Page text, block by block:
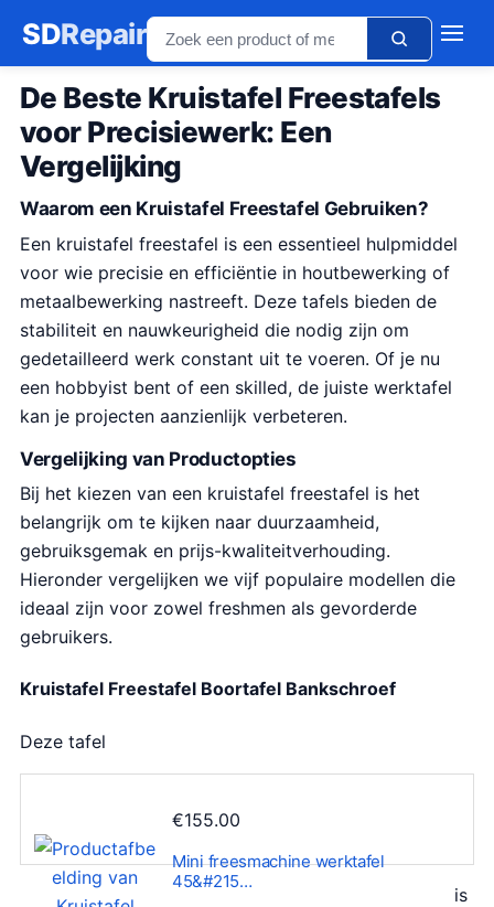
SDRepair
De Beste Kruistafel Freestafels
voor Precisiewerk: Een
Vergelijking
Waarom een Kruistafel Freestafel Gebruiken?
Een kruistafel freestafel is een essentieel hulpmiddel
voor wie precisie en efficiëntie in houtbewerking of
metaalbewerking nastreeft. Deze tafels bieden de
stabiliteit en nauwkeurigheid die nodig zijn om
gedetailleerd werk constant uit te voeren. Of je nu
een hobbyist bent of een skilled, de juiste werktafel
kan je projecten aanzienlijk verbeteren.
Vergelijking van Productopties
Bij het kiezen van een kruistafel freestafel is het
belangrijk om te kijken naar duurzaamheid,
gebruiksgemak en prijs-kwaliteitverhouding.
Hieronder vergelijken we vijf populaire modellen die
ideaal zijn voor zowel freshmen als gevorderde
gebruikers.
Kruistafel Freestafel Boortafel Bankschroef
Deze tafel
€155.00
Mini freesmachine werktafel
45&#215…
is